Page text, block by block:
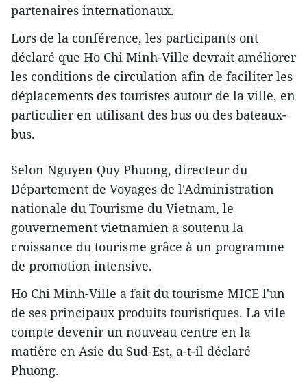
partenaires internationaux.
Lors de la conférence, les participants ont
déclaré que Ho Chi Minh-Ville devrait améliorer
les conditions de circulation afin de faciliter les
déplacements des touristes autour de la ville, en
particulier en utilisant des bus ou des bateaux-
bus.
Selon Nguyen Quy Phuong, directeur du
Département de Voyages de l'Administration
nationale du Tourisme du Vietnam, le
gouvernement vietnamien a soutenu la
croissance du tourisme grâce à un programme
de promotion intensive.
Ho Chi Minh-Ville a fait du tourisme MICE l'un
de ses principaux produits touristiques. La vile
compte devenir un nouveau centre en la
matière en Asie du Sud-Est, a-t-il déclaré
Phuong.